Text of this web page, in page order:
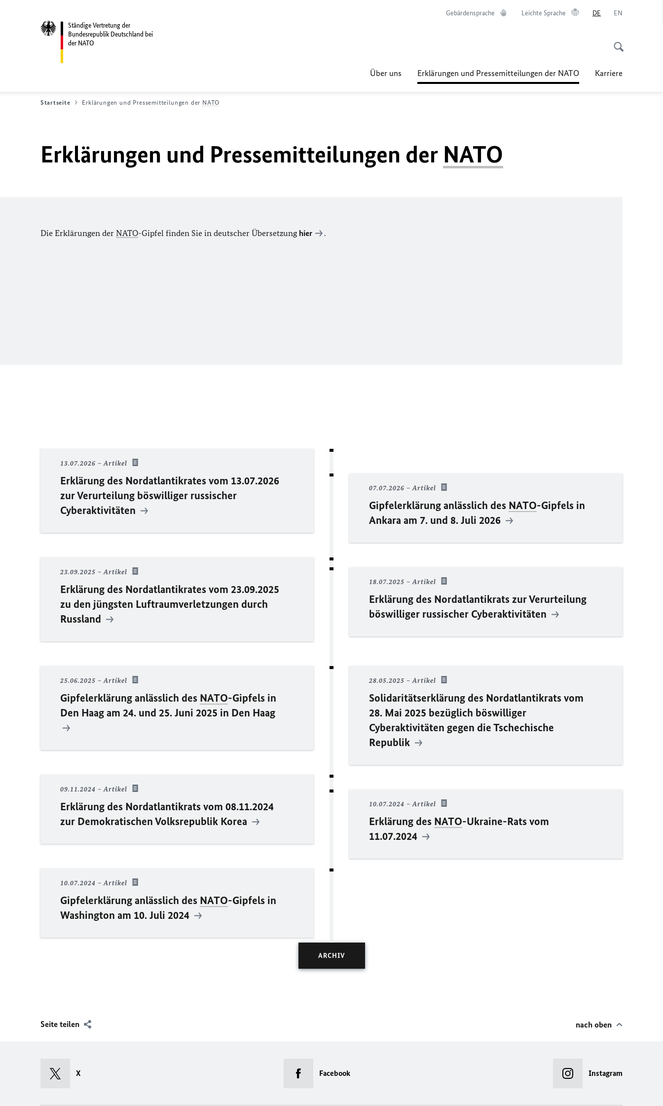
Ständige Vertretung der
Bundesrepublik Deutschland bei
der NATO
Gebärdensprache Leichte Sprache DE EN
Über uns Erklärungen und Pressemitteilungen der NATO Karriere
Startseite Erklärungen und Pressemitteilungen der NATO
Erklärungen und Pressemitteilungen der NATO
Die Erklärungen der NATO-Gipfel finden Sie in deutscher Übersetzung hier .
13.07.2026 Artikel
Erklärung des Nordatlantikrates vom 13.07.2026
zur Verurteilung böswilliger russischer
Cyberaktivitäten
07.07.2026 Artikel
Gipfelerklärung anlässlich des NATO-Gipfels in
Ankara am 7. und 8. Juli 2026
23.09.2025 Artikel
Erklärung des Nordatlantikrates vom 23.09.2025
zu den jüngsten Luftraumverletzungen durch
Russland
18.07.2025 Artikel
Erklärung des Nordatlantikrats zur Verurteilung
böswilliger russischer Cyberaktivitäten
25.06.2025 Artikel
Gipfelerklärung anlässlich des NATO-Gipfels in
Den Haag am 24. und 25. Juni 2025 in Den Haag
28.05.2025 Artikel
Solidaritätserklärung des Nordatlantikrats vom
28. Mai 2025 bezüglich böswilliger
Cyberaktivitäten gegen die Tschechische
Republik
09.11.2024 Artikel
Erklärung des Nordatlantikrats vom 08.11.2024
zur Demokratischen Volksrepublik Korea
10.07.2024 Artikel
Erklärung des NATO-Ukraine-Rats vom
11.07.2024
10.07.2024 Artikel
Gipfelerklärung anlässlich des NATO-Gipfels in
Washington am 10. Juli 2024
ARCHIV
Seite teilen nach oben
X Facebook Instagram